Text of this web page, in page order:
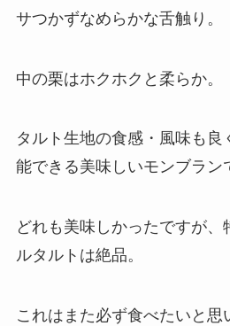
サつかずなめらかな舌触り。
中の栗はホクホクと柔らか。
タルト生地の食感・風味も良
能できる美味しいモンブラン
どれも美味しかったですが
ルタルトは絶品。
これはまた必ず食べたいと思